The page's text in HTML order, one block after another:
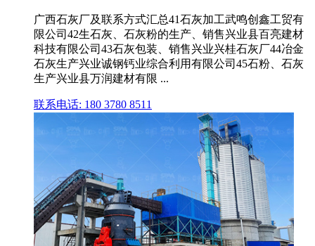
广西石灰厂及联系方式汇总41石灰加工武鸣创鑫工贸有
限公司42生石灰、石灰粉的生产、销售兴业县百亮建材
科技有限公司43石灰包装、销售兴业兴桂石灰厂44冶金
石灰生产兴业诚钢钙业综合利用有限公司45石粉、石灰
生产兴业县万润建材有限 ...
联系电话: 180 3780 8511